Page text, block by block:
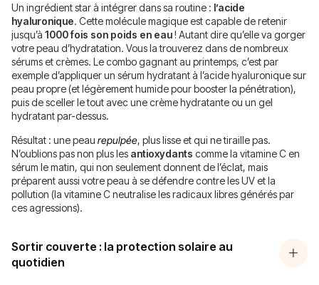
Un ingrédient star à intégrer dans sa routine : l’acide
hyaluronique. Cette molécule magique est capable de retenir
jusqu’à 1000 fois son poids en eau! Autant dire qu’elle va gorger
votre peau d’hydratation. Vous la trouverez dans de nombreux
sérums et crèmes. Le combo gagnant au printemps, c’est par
exemple d’appliquer un sérum hydratant à l’acide hyaluronique sur
peau propre (et légèrement humide pour booster la pénétration),
puis de sceller le tout avec une crème hydratante ou un gel
hydratant par-dessus.
Résultat : une peau repulpée, plus lisse et qui ne tiraille pas.
N’oublions pas non plus les antioxydants comme la vitamine C en
sérum le matin, qui non seulement donnent de l’éclat, mais
préparent aussi votre peau à se défendre contre les UV et la
pollution (la vitamine C neutralise les radicaux libres générés par
ces agressions).
Sortir couverte : la protection solaire au
quotidien